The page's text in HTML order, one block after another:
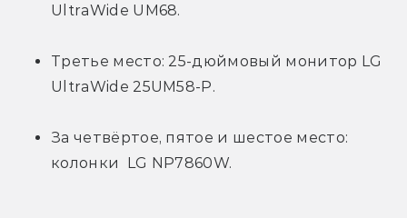
UltraWide UM68.
Третье место: 25-дюймовый монитор LG
UltraWide 25UM58-P.
За четвёртое, пятое и шестое место:
колонки  LG NP7860W.